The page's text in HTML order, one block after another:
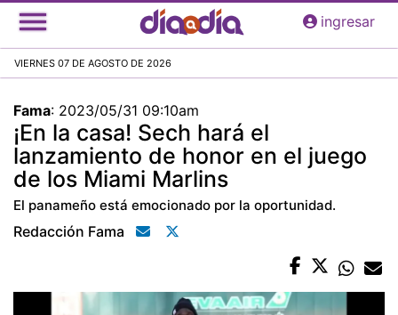
Pasar
al
principal
ingresar
VIERNES 07 DE AGOSTO DE 2026
Fama: 2023/05/31 09:10am
¡En la casa! Sech hará el
lanzamiento de honor en el juego
de los Miami Marlins
El panameño está emocionado por la oportunidad.
Redacción Fama